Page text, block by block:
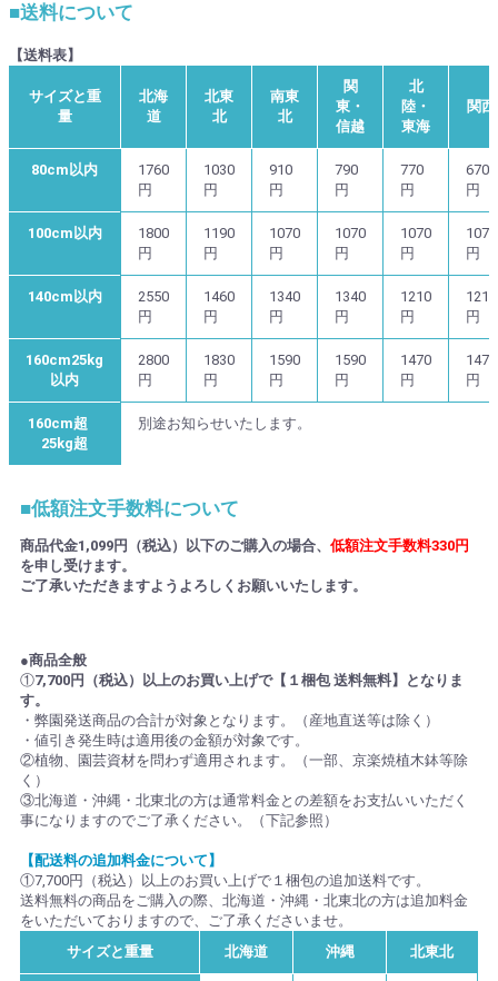
■送料について
【送料表】
サイズと重
量
北海
道
北東
北
南東
北
関
東・
信越
北
陸・
東海
関西
80cm以内
1760
円
1030
円
910
円
790
円
770
円
670
円
100cm以内
1800
円
1190
円
1070
円
1070
円
1070
円
1070
円
140cm以内
2550
円
1460
円
1340
円
1340
円
1210
円
1210
円
160cm25kg
以内
2800
円
1830
円
1590
円
1590
円
1470
円
1470
円
160cm超
25kg超
別途お知らせいたします。
■低額注文手数料について
商品代金1,099円（税込）以下のご購入の場合、 低額注文手数料330円
を申し受けます。
ご了承いただきますようよろしくお願いいたします。
●商品全般
①7,700円（税込）以上のお買い上げで【１梱包 送料無料】となりま
す。
・弊園発送商品の合計が対象となります。（産地直送等は除く）
・値引き発生時は適用後の金額が対象です。
②植物、園芸資材を問わず適用されます。（一部、京楽焼植木鉢等除
く）
③北海道・沖縄・北東北の方は通常料金との差額をお支払いいただく
事になりますのでご了承ください。（下記参照）
【配送料の追加料金について】
①7,700円（税込）以上のお買い上げで１梱包の追加送料です。
送料無料の商品をご購入の際、北海道・沖縄・北東北の方は追加料金
をいただいておりますので、ご了承くださいませ。
サイズと重量
北海道 沖縄 北東北